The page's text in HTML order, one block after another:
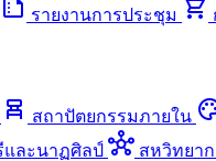
summarize รายงานการประชุม shopping_cart
chair_alt สถาปัตยกรรมภายใน
และนาฏศิลป์ hub สหวิทยาก